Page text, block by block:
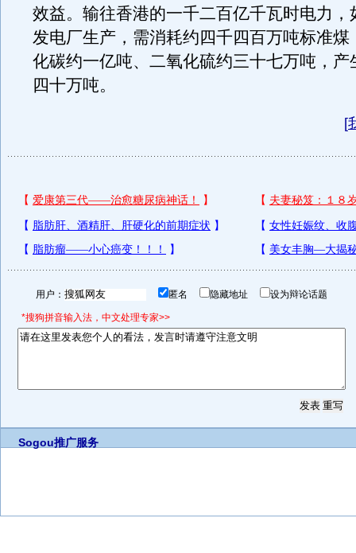
效益。输往香港的一千二百亿千瓦时电力，
发电厂生产，需消耗约四千四百万吨标准煤
化碳约一亿吨、二氧化硫约三十七万吨，产
四十万吨。
[
用户： 匿名 隐藏地址 设为辩论话题
*搜狗拼音输入法，中文处理专家>>
Sogou推广服务